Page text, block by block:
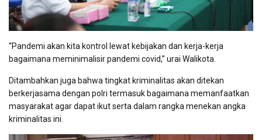
“Pandemi akan kita kontrol lewat kebijakan dan kerja-kerja
bagaimana meminimalisir pandemi covid,” urai Walikota.
Ditambahkan juga bahwa tingkat kriminalitas akan ditekan
berkerjasama dengan polri termasuk bagaimana memanfaatkan
masyarakat agar dapat ikut serta dalam rangka menekan angka
kriminalitas ini.